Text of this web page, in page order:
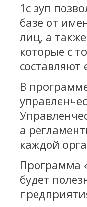
1с зуп
базе от
лиц, а
которые с
В
а
каждой
Программа
будет